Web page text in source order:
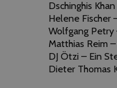
Dschinghis
Helene Fischer
Wolfgang
Matthias Reim
DJ Ötzi – Ein
Dieter Thomas